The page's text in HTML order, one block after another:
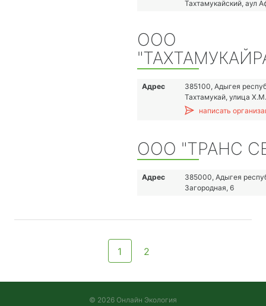
Тахтамукайский, аул
ООО
Адрес
385100, Адыгея
Тахтамукай, улица
написать
ООО "ТРАНС
Адрес
385000, Адыгея
Загородная, 6
1 2
© 2026 Онлайн Экология